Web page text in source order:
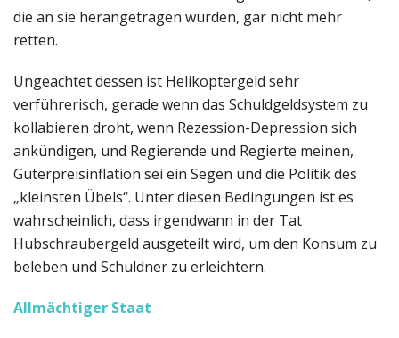
die an sie herangetragen würden, gar nicht mehr
retten.
Ungeachtet dessen ist Helikoptergeld sehr
verführerisch, gerade wenn das Schuldgeldsystem zu
kollabieren droht, wenn Rezession-Depression sich
ankündigen, und Regierende und Regierte meinen,
Güterpreisinflation sei ein Segen und die Politik des
„kleinsten Übels“. Unter diesen Bedingungen ist es
wahrscheinlich, dass irgendwann in der Tat
Hubschraubergeld ausgeteilt wird, um den Konsum zu
beleben und Schuldner zu erleichtern.
Allmächtiger Staat